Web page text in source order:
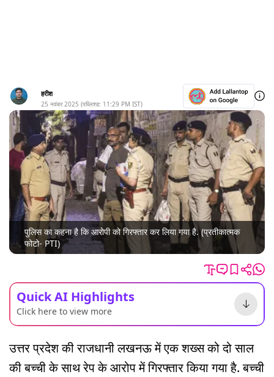
हरीश
25 नवंबर 2025 (पब्लिश्ड: 11:29 PM IST)
पुलिस का कहना है कि आरोपी को गिरफ्तार कर लिया गया है. (प्रतीकात्मक
फोटो- PTI)
Quick AI Highlights
Click here to view more
उत्तर प्रदेश की राजधानी लखनऊ में एक शख्स को दो साल
की बच्ची के साथ रेप के आरोप में गिरफ्तार किया गया है. बच्ची